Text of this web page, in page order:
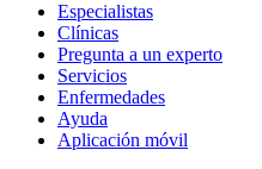
Especialistas
Clínicas
Pregunta a un experto
Servicios
Enfermedades
Ayuda
Aplicación móvil